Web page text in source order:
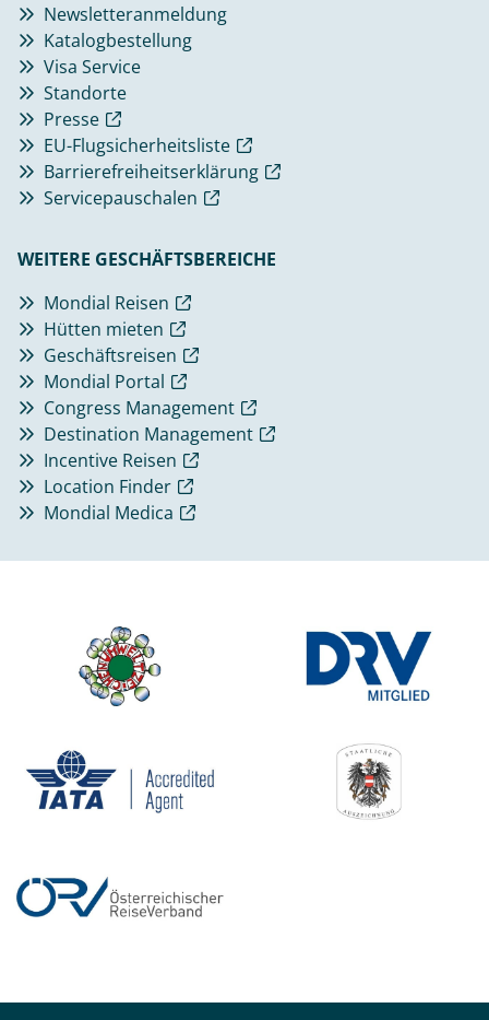
Newsletteranmeldung
Katalogbestellung
Visa Service
Standorte
Presse
EU-Flugsicherheitsliste
Barrierefreiheitserklärung
Servicepauschalen
WEITERE GESCHÄFTSBEREICHE
Mondial Reisen
Hütten mieten
Geschäftsreisen
Mondial Portal
Congress Management
Destination Management
Incentive Reisen
Location Finder
Mondial Medica